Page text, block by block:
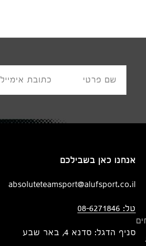
שם פרטי כתובת אימייל
אנחנו כאן בשבילכם
absoluteteamsport@alufsport.co.il
טל: 08-6271846
סניף הדגל: סדנא 4, באר שבע